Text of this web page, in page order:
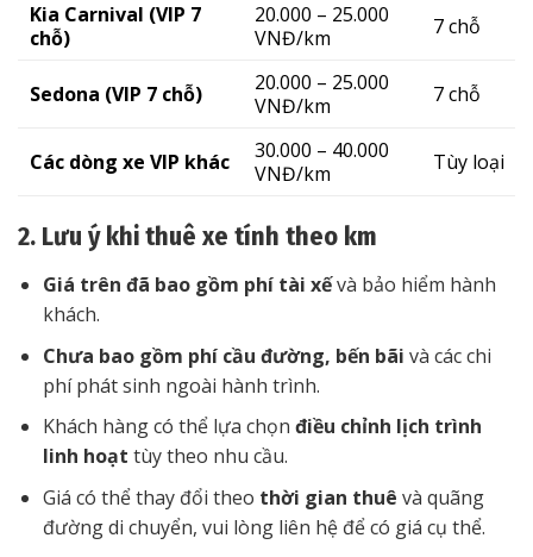
Kia Carnival (VIP 7
chỗ)
20.000 – 25.000
VNĐ/km
7 chỗ
Sedona (VIP 7 chỗ)
20.000 – 25.000
VNĐ/km
7 chỗ
Các dòng xe VIP khác
30.000 – 40.000
VNĐ/km
Tùy loại
2. Lưu ý khi thuê xe tính theo km
Giá trên đã bao gồm phí tài xếvà bảo hiểm hành
khách.
Chưa bao gồm phí cầu đường, bến bãi và các chi
phí phát sinh ngoài hành trình.
Khách hàng có thể lựa chọn điều chỉnh lịch trình
linh hoạt tùy theo nhu cầu.
Giá có thể thay đổi theo thời gian thuê và quãng
đường di chuyển, vui lòng liên hệ để có giá cụ thể.